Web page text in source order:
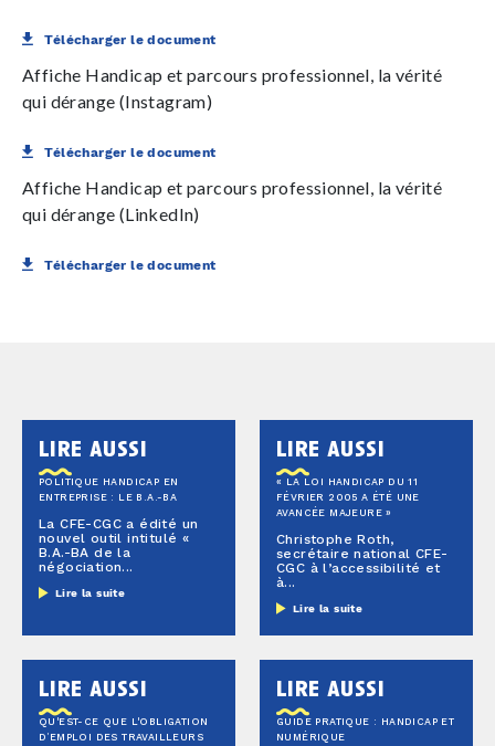
Télécharger le document
Affiche Handicap et parcours professionnel, la vérité
qui dérange (Instagram)
Télécharger le document
Affiche Handicap et parcours professionnel, la vérité
qui dérange (LinkedIn)
Télécharger le document
lire aussi
POLITIQUE HANDICAP EN
ENTREPRISE : LE B.A.-BA
La CFE-CGC a édité un
nouvel outil intitulé «
B.A.-BA de la
négociation...
Lire la suite
lire aussi
« LA LOI HANDICAP DU 11
FÉVRIER 2005 A ÉTÉ UNE
AVANCÉE MAJEURE »
Christophe Roth,
secrétaire national CFE-
CGC à l’accessibilité et
à...
Lire la suite
lire aussi
QU'EST-CE QUE L'OBLIGATION
D’EMPLOI DES TRAVAILLEURS
lire aussi
GUIDE PRATIQUE : HANDICAP ET
NUMÉRIQUE